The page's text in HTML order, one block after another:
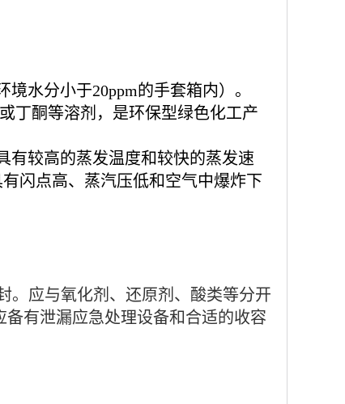
水分小于20ppm的手套箱内）。
丁酮等溶剂，是环保型绿色化工产
有较高的蒸发温度和较快的蒸发速
闪点高、蒸汽压低和空气中爆炸下
应与氧化剂、还原剂、酸类等分开
有泄漏应急处理设备和合适的收容